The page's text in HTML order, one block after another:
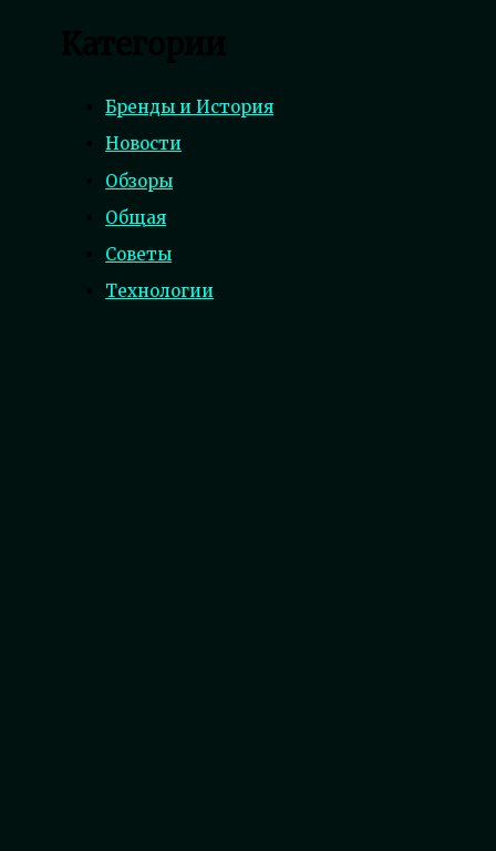
Бренды и История
Новости
Обзоры
Общая
Советы
Технологии